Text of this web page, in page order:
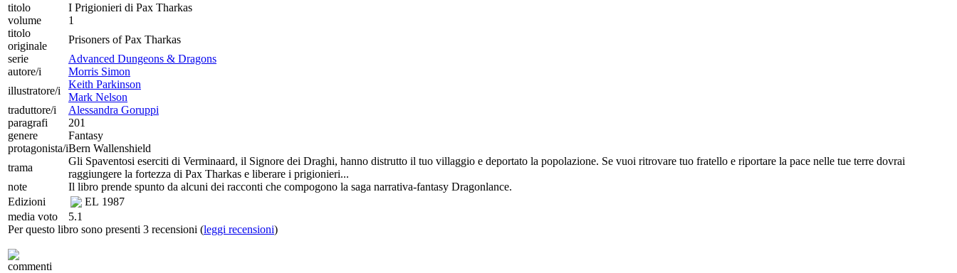
titolo
I Prigionieri di Pax Tharkas
volume
1
titolo
originale
Prisoners of Pax Tharkas
serie
Advanced Dungeons & Dragons
autore/i
Morris Simon
illustratore/i
Keith Parkinson
Mark Nelson
traduttore/i
Alessandra Goruppi
paragrafi
201
genere
Fantasy
protagonista/iBern Wallenshield
trama
Gli Spaventosi eserciti di Verminaard, il Signore dei Draghi, hanno distrutto il tuo villaggio e deportato la popolazione. Se vuoi ritrovare tuo fratello e riportare la pace nelle tue terre dovrai
raggiungere la fortezza di Pax Tharkas e liberare i prigionieri...
note
Il libro prende spunto da alcuni dei racconti che compogono la saga narrativa-fantasy Dragonlance.
Edizioni
EL 1987
media voto
5.1
Per questo libro sono presenti 3 recensioni (leggi recensioni)
commenti